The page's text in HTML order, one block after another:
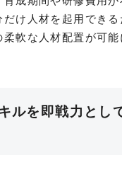
だけ人材を起用でき
柔軟な人材配置が可能
ルを即戦力とし